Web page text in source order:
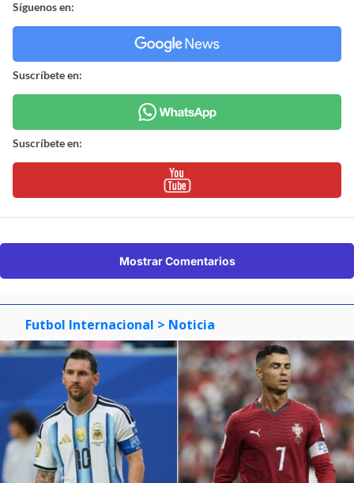
Síguenos en:
Suscríbete en:
Suscríbete en:
Mostrar Comentarios
Futbol Internacional > Noticia